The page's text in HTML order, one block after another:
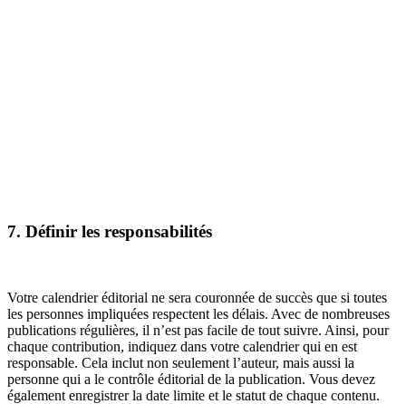
7. Définir les responsabilités
Votre calendrier éditorial ne sera couronnée de succès que si toutes
les personnes impliquées respectent les délais. Avec de nombreuses
publications régulières, il n’est pas facile de tout suivre. Ainsi, pour
chaque contribution, indiquez dans votre calendrier qui en est
responsable. Cela inclut non seulement l’auteur, mais aussi la
personne qui a le contrôle éditorial de la publication. Vous devez
également enregistrer la date limite et le statut de chaque contenu.